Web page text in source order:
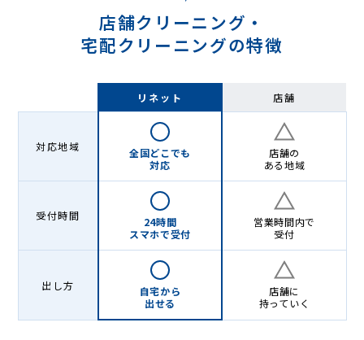
店舗クリーニング・
宅配クリーニングの特徴
リネット 店舗
対応地域
全国どこでも
対応
店舗の
ある地域
受付時間
24時間
スマホで受付
営業時間内で
受付
出し方
自宅から
出せる
店舗に
持っていく